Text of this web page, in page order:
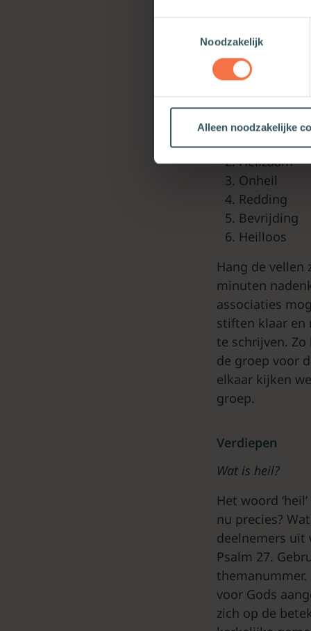
Noodzakelijk
Alleen noodzakelijke
Verkennen van
We hebben net
(bijvoorbeeld
Heil
Heilzaam
Onheil
Redding
Bevrijding
Heilloos
Hang de
minuten
associaties
stiften klaar en
te schrijven.
de groep voor
elkaar kijken
groep.
Verdiepen
Wat is heil?
Het woord
nu precies?
deelnemers uit
Psalm 27.
themanummer.
voor Gods
zich op de